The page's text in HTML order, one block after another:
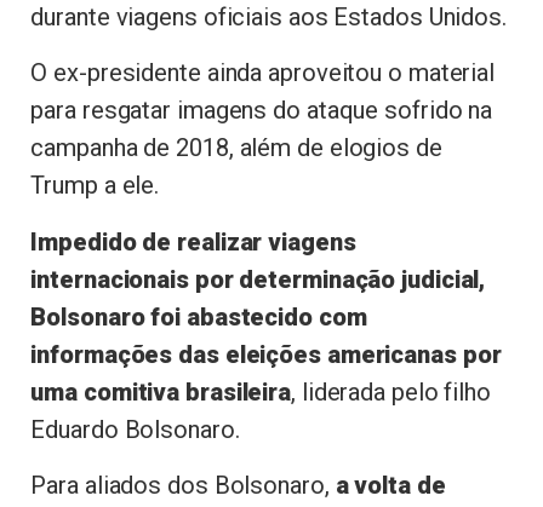
durante viagens oficiais aos Estados Unidos.
O ex-presidente ainda aproveitou o material
para resgatar imagens do ataque sofrido na
campanha de 2018, além de elogios de
Trump a ele.
Impedido de realizar viagens
internacionais por determinação judicial,
Bolsonaro foi abastecido com
informações das eleições americanas por
uma comitiva brasileira, liderada pelo filho
Eduardo Bolsonaro.
Para aliados dos Bolsonaro, a volta de